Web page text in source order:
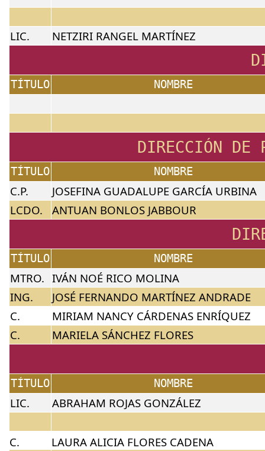
LIC. NETZIRI RANGEL MARTÍNEZ
TÍTULO NOMBRE
DIRECCIÓN DE
TÍTULO NOMBRE
C.P.
JOSEFINA GUADALUPE GARCÍA URBINA
LCDO.
ANTUAN BONLOS JABBOUR
TÍTULO NOMBRE
MTRO. IVÁN NOÉ RICO MOLINA
ING.
JOSÉ FERNANDO MARTÍNEZ ANDRADE
C.
MIRIAM NANCY CÁRDENAS ENRÍQUEZ
C.
MARIELA SÁNCHEZ FLORES
TÍTULO NOMBRE
LIC. ABRAHAM ROJAS GONZÁLEZ
C.
LAURA ALICIA FLORES CADENA